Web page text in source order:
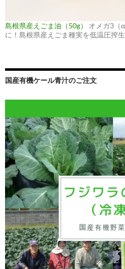
島根県産えごま油（50g）
オメガ3（
に！島根県産えごま種実を低温圧搾
国産有機ケール青汁のご注文